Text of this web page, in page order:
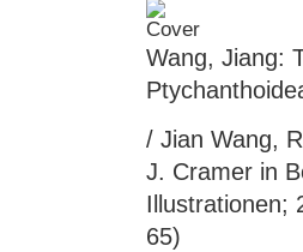
Wang, Jiang:
/ Jian Wang,
J. Cramer in
Illustrationen;
65)